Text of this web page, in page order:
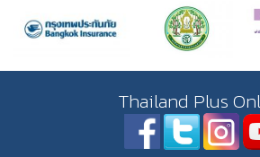
Thailand Plus